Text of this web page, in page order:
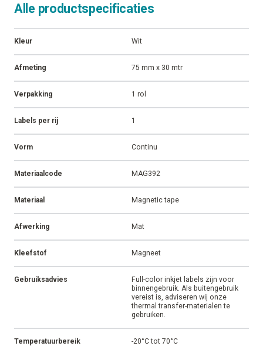
Alle productspecificaties
Kleur Wit
Afmeting 75 mm x 30 mtr
Verpakking 1 rol
Labels per rij 1
Vorm Continu
Materiaalcode MAG392
Materiaal Magnetic tape
Afwerking Mat
Kleefstof Magneet
Gebruiksadvies
Full-color inkjet labels zijn voor
binnengebruik. Als buitengebruik
vereist is, adviseren wij onze
thermal transfer-materialen te
gebruiken.
Temperatuurbereik -20°C tot 70°C